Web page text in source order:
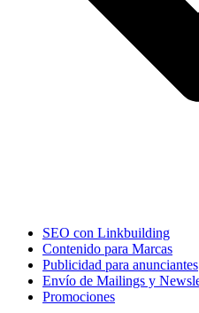
SEO con Linkbuilding
Contenido para Marcas
Publicidad para anunciantes
Envío de Mailings y
Promociones